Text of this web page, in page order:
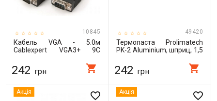
10845
Кабель VGA - 5.0м
Cablexpert VGA3+ 9C
с 2-мя феритами, 5м / CC-
PPVGA-5M-B
242 грн shopping_cart
49420
Термопаста Prolimatech
PK-2 Aluminium, шприц, 1,5
1.5)
242 грн shopping_cart
favorite_border
Акція favorite_border
Акція